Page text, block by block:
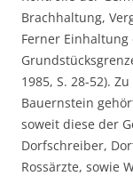
Brachhaltung,
Ferner
1985, S. 28-52).
Bauernstein
soweit diese der
Dorfschreiber,
Rossärzte, sowie